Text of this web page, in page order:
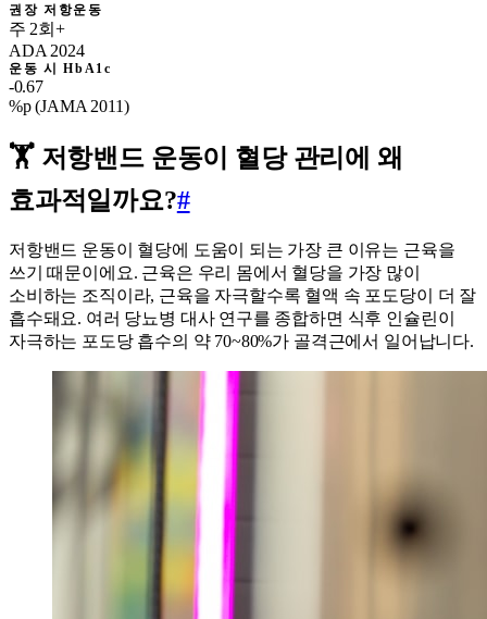
권장 저항운동
주 2회+
ADA 2024
운동 시 HbA1c
-0.67
%p (JAMA 2011)
🏋️ 저항밴드 운동이 혈당 관리에 왜
효과적일까요?#
저항밴드 운동이 혈당에 도움이 되는 가장 큰 이유는 근육을
쓰기 때문이에요. 근육은 우리 몸에서 혈당을 가장 많이
소비하는 조직이라, 근육을 자극할수록 혈액 속 포도당이 더 잘
흡수돼요. 여러 당뇨병 대사 연구를 종합하면 식후 인슐린이
자극하는 포도당 흡수의 약 70~80%가 골격근에서 일어납니다.